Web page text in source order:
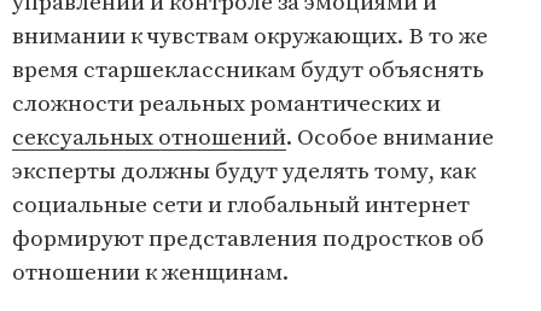
внимании к чувствам окружающих. В то же
время старшеклассникам будут объяснять
сложности реальных романтических и
сексуальных отношений. Особое внимание
эксперты должны будут уделять тому, как
социальные сети и глобальный интернет
формируют представления подростков об
отношении к женщинам.